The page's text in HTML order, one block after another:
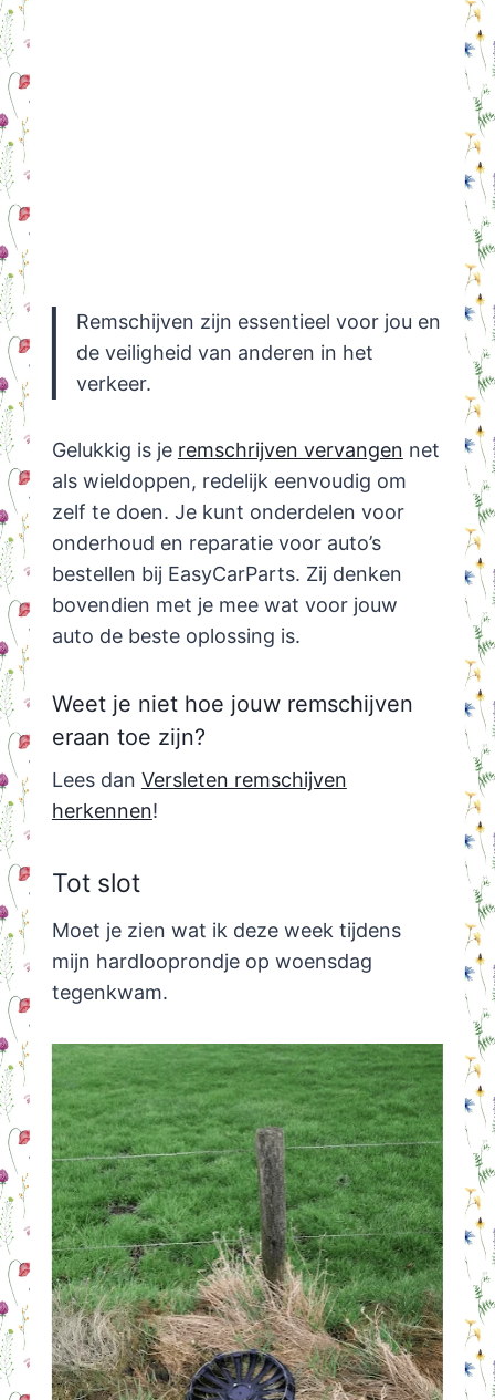
Remschijven zijn essentieel voor jou en
de veiligheid van anderen in het
verkeer.
Gelukkig is je remschrijven vervangen net
als wieldoppen, redelijk eenvoudig om
zelf te doen. Je kunt onderdelen voor
onderhoud en reparatie voor auto’s
bestellen bij EasyCarParts. Zij denken
bovendien met je mee wat voor jouw
auto de beste oplossing is.
Weet je niet hoe jouw remschijven
eraan toe zijn?
Lees dan Versleten remschijven
herkennen!
Tot slot
Moet je zien wat ik deze week tijdens
mijn hardlooprondje op woensdag
tegenkwam.